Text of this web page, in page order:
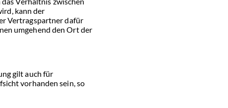
kann der
Vertragspartner dafür
umgehend den Ort der
gilt auch für
vorhanden sein, so